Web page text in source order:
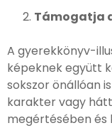
Támogatja
A gyerekkönyv-
képeknek együtt
sokszor önállóan
karakter vagy
megértésében és